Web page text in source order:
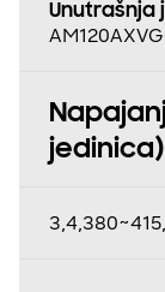
Unutrašnja